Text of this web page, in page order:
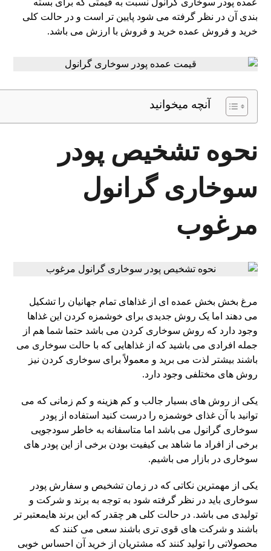
عمده پودر سوخاری گرانول نسبت به قیمتی که برای بسته
بندی آن در نظر گرفته می‌ شود پایین‌ تر است و در حالت کلی
خرید و فروش عمده خرید و فروش با ارزش می باشد.
آنچه میخوانید
نحوه تشخیص پودر
سوخاری گرانول
مرغوب
مرغ بخش بخش عمده‌ ای از غذاهای تمام جهانیان را تشکیل
می‌ دهند اما یک روش جدیدی برای خوشمزه کردن این غذاها
وجود دارد که روش سوخاری کردن می باشد حتما شما هم از
جمله افرادی می باشید که از غذاهایی که با حالت سوخاری می
باشند بیشتر لذت می برید و معمولاً برای سوخاری کردن نیز
روش‌ های مختلفی وجود دارد.
یکی از روش های بسیار جالب و کم هزینه و کم زمانی که می
توانید با آن غذای خوشمزه را درست کنید استفاده از پودر
سوخاری گرانول می باشد اما متاسفانه به خاطر سودجویی
برخی از افراد ما شاهد بی‌ کیفیت بودن برخی از این پودر های
سوخاری در بازار می باشیم.
یکی از مهمترین نکاتی که در زمان تشخیص و سفارش پودر
سوخاری باید در نظر گرفته شود به توجه به برند و شرکت و
تولیدی می باشد. در حالت کلی هر چقدر که این برند هایمعتبر تر
باشند و شرکت‌ های قوی‌ تری باشند سعی می‌ کنند که
محصولاتی را تولید کنند که مشتریان از خرید آن احساس خوبی